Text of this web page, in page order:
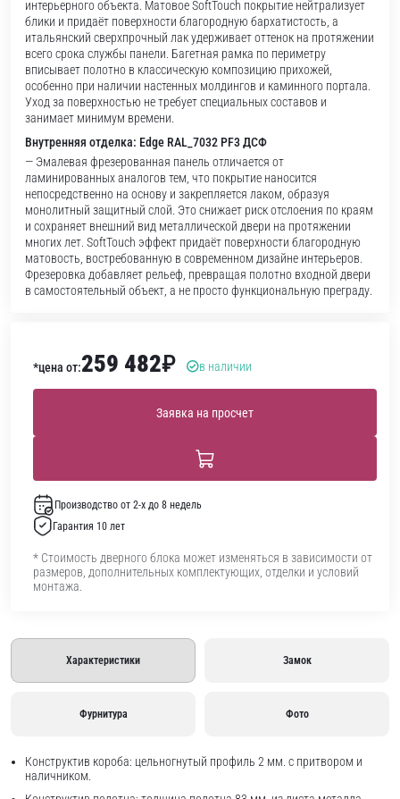
интерьерного объекта. Матовое SoftTouch покрытие нейтрализует
блики и придаёт поверхности благородную бархатистость, а
итальянский сверхпрочный лак удерживает оттенок на протяжении
всего срока службы панели. Багетная рамка по периметру
вписывает полотно в классическую композицию прихожей,
особенно при наличии настенных молдингов и каминного портала.
Уход за поверхностью не требует специальных составов и
занимает минимум времени.
Внутренняя отделка: Edge RAL_7032 PF3 ДСФ
— Эмалевая фрезерованная панель отличается от
ламинированных аналогов тем, что покрытие наносится
непосредственно на основу и закрепляется лаком, образуя
монолитный защитный слой. Это снижает риск отслоения по краям
и сохраняет внешний вид металлической двери на протяжении
многих лет. SoftTouch эффект придаёт поверхности благородную
матовость, востребованную в современном дизайне интерьеров.
Фрезеровка добавляет рельеф, превращая полотно входной двери
в самостоятельный объект, а не просто функциональную преграду.
*цена от:259 482₽ в наличии
Заявка на просчет
Производство от 2-х до 8 недель
Гарантия 10 лет
* Стоимость дверного блока может изменяться в зависимости от
размеров, дополнительных комплектующих, отделки и условий
монтажа.
Характеристики Замок
Фурнитура Фото
Конструктив короба: цельногнутый профиль 2 мм. с притвором и
наличником.